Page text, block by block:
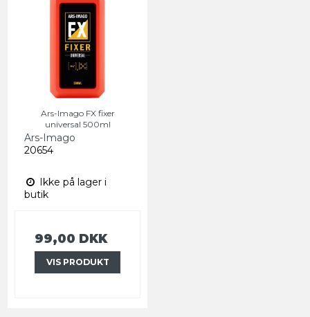
Ars-Imago FX fixer
universal 500ml
Ars-Imago
20654
Ikke på lager i
butik
99,00 DKK
VIS PRODUKT